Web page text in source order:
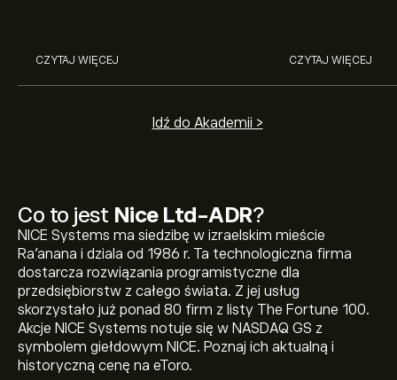
Co to jest Nice Ltd-ADR?
NICE Systems ma siedzibę w izraelskim mieście
Ra'anana i dziala od 1986 r. Ta technologiczna firma
dostarcza rozwiązania programistyczne dla
przedsiębiorstw z całego świata. Z jej usług
skorzystało już ponad 80 firm z listy The Fortune 100.
Akcje NICE Systems notuje się w NASDAQ GS z
symbolem giełdowym NICE. Poznaj ich aktualną i
historyczną cenę na eToro.
CZYTAJ WIĘCEJ CZYTAJ WIĘCEJ
Idź do Akademii >
Aktualna cena instrumentu: NICE wynosi 97.11‎$‎.